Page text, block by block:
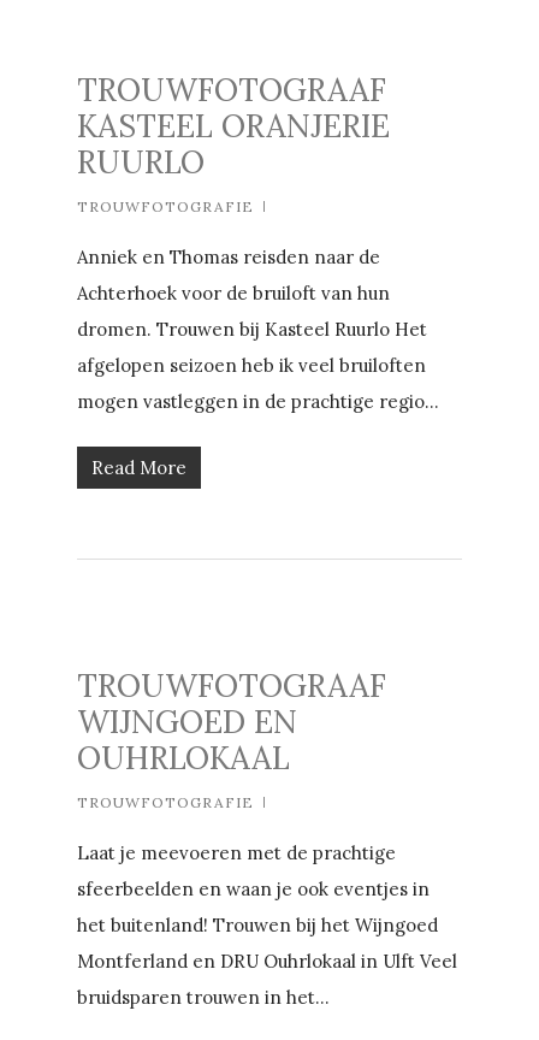
TROUWFOTOGRAAF
KASTEEL ORANJERIE
RUURLO
TROUWFOTOGRAFIE
Anniek en Thomas reisden naar de
Achterhoek voor de bruiloft van hun
dromen. Trouwen bij Kasteel Ruurlo Het
afgelopen seizoen heb ik veel bruiloften
mogen vastleggen in de prachtige regio...
Read More
TROUWFOTOGRAAF
WIJNGOED EN
OUHRLOKAAL
TROUWFOTOGRAFIE
Laat je meevoeren met de prachtige
sfeerbeelden en waan je ook eventjes in
het buitenland! Trouwen bij het Wijngoed
Montferland en DRU Ouhrlokaal in Ulft Veel
bruidsparen trouwen in het...